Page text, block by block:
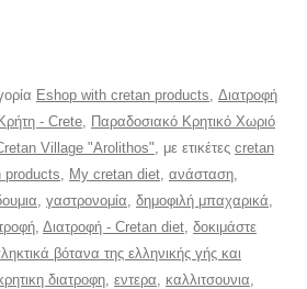
Eshop with cretan products Διατροφή
Κρήτη - Crete
Παραδοσιακό Κρητικό Χωριό
Village "Arolithos" , με ετικέτες cretan
products My cretan diet ανάσταση
γαστρονομία δημοφιλή μπαχαρικά
Διατροφή - Cretan diet δοκιμάστε
βότανα της ελληνικής γής και
διατροφη εντερα καλλιτσουνια